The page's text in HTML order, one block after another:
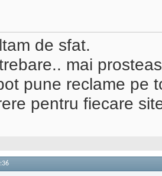
de sfat.
mai
pune reclame pe
pentru fiecare